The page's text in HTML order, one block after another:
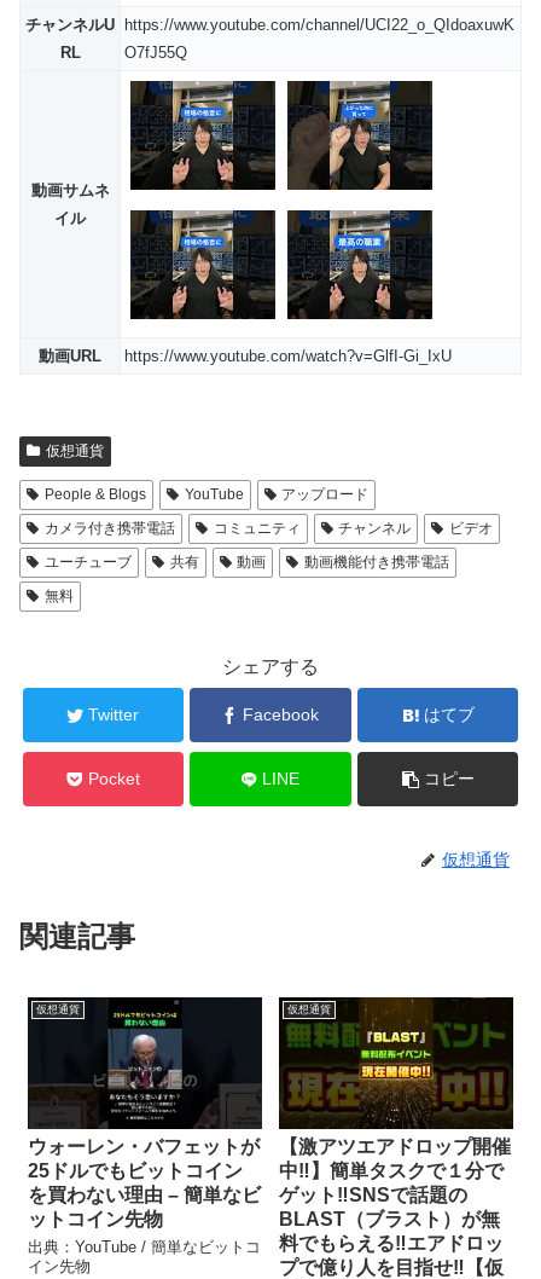
チャンネルU
RL
https://www.youtube.com/channel/UCI22_o_QIdoaxuwK
O7fJ55Q
動画サムネ
イル
動画URL https://www.youtube.com/watch?v=GlfI-Gi_IxU
仮想通貨
People & Blogs YouTube
アップロード
カメラ付き携帯電話
コミュニティ チャンネル
ビデオ
ユーチューブ
共有 動画
動画機能付き携帯電話
無料
シェアする
Twitter Facebook はてブ
Pocket LINE コピー
仮想通貨
関連記事
仮想通貨
ウォーレン・バフェットが
25ドルでもビットコイン
を買わない理由 – 簡単なビ
ットコイン先物
出典：YouTube / 簡単なビットコ
イン先物
仮想通貨
【激アツエアドロップ開催
中‼】簡単タスクで１分で
ゲット‼SNSで話題の
BLAST（ブラスト）が無
料でもらえる‼エアドロッ
プで億り人を目指せ‼【仮